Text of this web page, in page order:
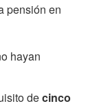
pensión en
hayan
decinco